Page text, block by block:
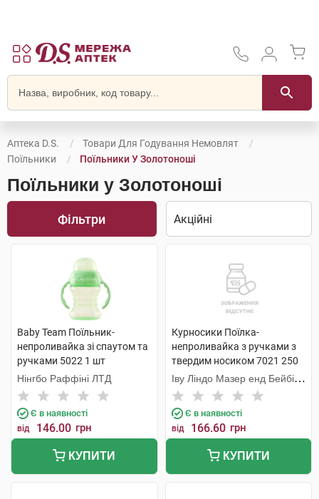
Аптека D.S.
Товари Для Годування Немовлят
Поїльники
Поїльники У Золотоноші
Поїльники у Золотоноші
Фільтри
Baby Team Поїльник-
непроливайка зі спаутом та
ручками 5022 1 шт
Нінгбо Раффіні ЛТД
Є в наявності
від 146.00 грн
КУПИТИ
Курносики Поїлка-
непроливайка з ручками з
твердим носиком 7021 250
мл 1 шт
Іву Ліндо Мазер енд Бейбі
Продактс
Є в наявності
від 166.60 грн
КУПИТИ